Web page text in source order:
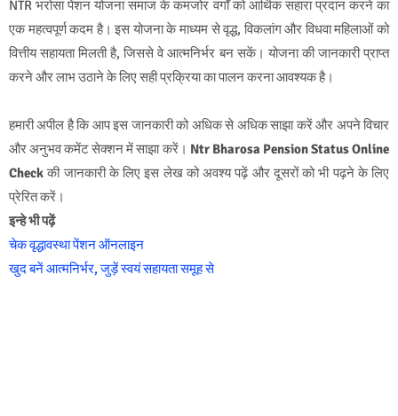
NTR भरोसा पेंशन योजना समाज के कमजोर वर्गों को आर्थिक सहारा प्रदान करने का
एक महत्वपूर्ण कदम है। इस योजना के माध्यम से वृद्ध, विकलांग और विधवा महिलाओं को
वित्तीय सहायता मिलती है, जिससे वे आत्मनिर्भर बन सकें। योजना की जानकारी प्राप्त
करने और लाभ उठाने के लिए सही प्रक्रिया का पालन करना आवश्यक है।
हमारी अपील है कि आप इस जानकारी को अधिक से अधिक साझा करें और अपने विचार
और अनुभव कमेंट सेक्शन में साझा करें। Ntr Bharosa Pension Status Online
Checkकी जानकारी के लिए इस लेख को अवश्य पढ़ें और दूसरों को भी पढ़ने के लिए
प्रेरित करें।
इन्हे भी पढ़ें
चेक वृद्धावस्था पेंशन ऑनलाइन
खुद बनें आत्मनिर्भर, जुड़ें स्वयं सहायता समूह से